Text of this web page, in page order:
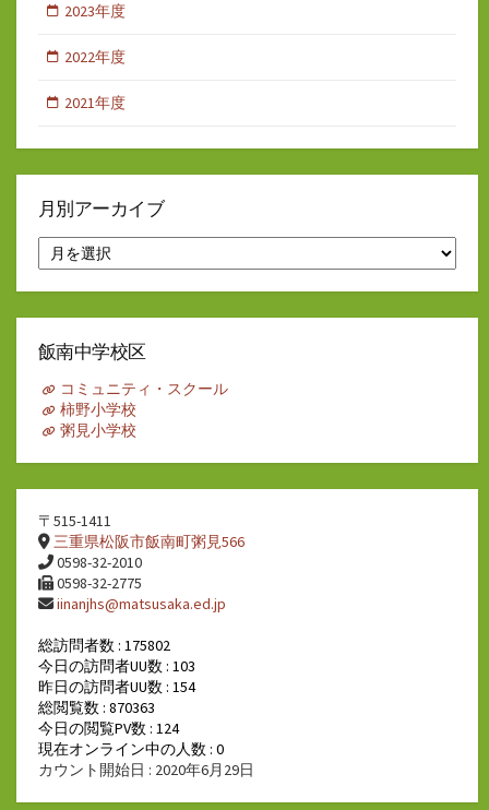
2023年度
2022年度
2021年度
月別アーカイブ
別
ア
イ
飯南中学校区
コミュニティ・スクール
柿野小学校
粥見小学校
〒515-1411
三重県松阪市飯南町粥見566
0598-32-2010
0598-32-2775
iinanjhs@matsusaka.ed.jp
総訪問者数 : 175802
今日の訪問者UU数 : 103
昨日の訪問者UU数 : 154
総閲覧数 : 870363
今日の閲覧PV数 : 124
現在オンライン中の人数 : 0
カウント開始日 : 2020年6月29日